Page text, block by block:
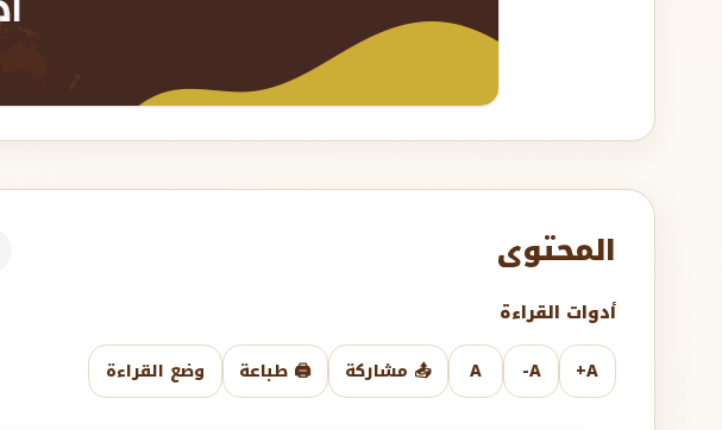
المحتوى
أدوات القراءة
A+
A-
A 📤 مشاركة 🖨️ طباعة وضع القراءة